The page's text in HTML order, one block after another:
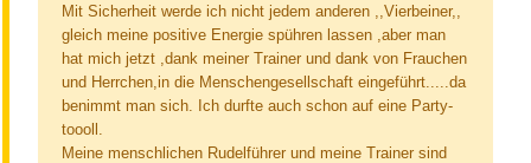
Mit Sicherheit werde ich nicht jedem anderen ,,Vierbeiner,,
gleich meine positive Energie spühren lassen ,aber man
hat mich jetzt ,dank meiner Trainer und dank von Frauchen
und Herrchen,in die Menschengesellschaft eingeführt.....da
benimmt man sich. Ich durfte auch schon auf eine Party-
toooll.
Meine menschlichen Rudelführer und meine Trainer sind